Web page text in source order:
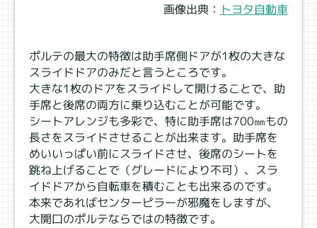
画像出典： トヨタ自動車
ポルテの最大の特徴は助手席側ドアが1枚の大きな
スライドドアのみだと言うところです。
大きな1枚のドアをスライドして開けることで、助
手席と後席の両方に乗り込むことが可能です。
シートアレンジも多彩で、特に助手席は700㎜もの
長さをスライドさせることが出来ます。助手席を
めいいっぱい前にスライドさせ、後席のシートを
跳ね上げることで（グレードにより不可）、スラ
イドドアから自転車を積むことも出来るのです。
本来であればセンターピラーが邪魔をしますが、
大開口のポルテならではの特徴です。